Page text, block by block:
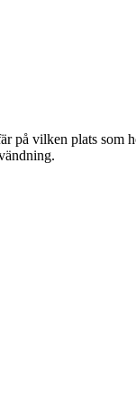
på vilken plats som